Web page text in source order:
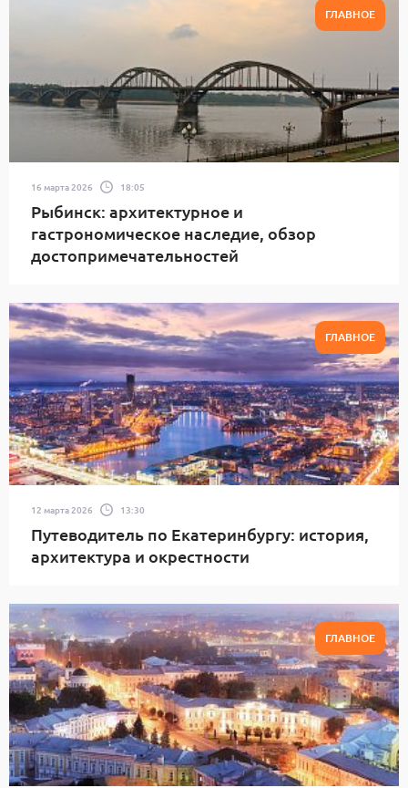
ГЛАВНОЕ
16 марта 2026 18:05
Рыбинск: архитектурное и
гастрономическое наследие, обзор
достопримечательностей
ГЛАВНОЕ
12 марта 2026 13:30
Путеводитель по Екатеринбургу: история,
архитектура и окрестности
ГЛАВНОЕ